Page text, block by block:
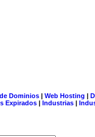
Dominios| Web Hosting |
Expirados | Industrias |